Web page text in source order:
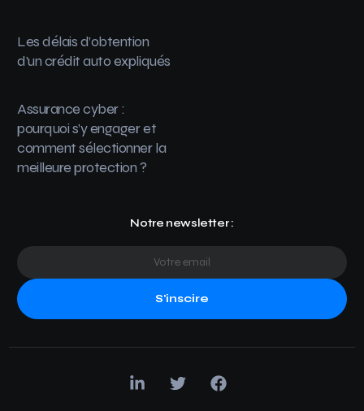
Les délais d’obtention
d’un crédit auto expliqués
Assurance cyber :
pourquoi s’y engager et
comment sélectionner la
meilleure protection ?
Notre newsletter :
S'inscire